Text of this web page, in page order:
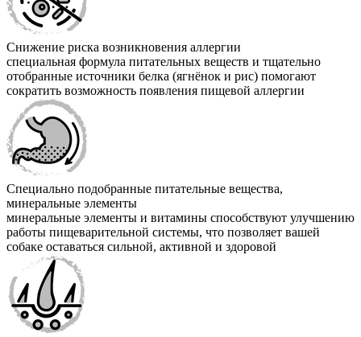
Снижение риска возникновения аллергии
специальная формула питательных веществ и тщательно
отобранные источники белка (ягнёнок и рис) помогают
сократить возможность появления пищевой аллергии
Специально подобранные питательные вещества,
минеральные элементы
минеральные элементы и витамины способствуют улучшению
работы пищеварительной системы, что позволяет вашей
собаке оставаться сильной, активной и здоровой